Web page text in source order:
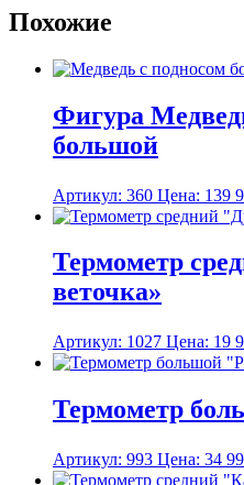
Похожие
Фигура
большой
Артикул: 360 Цена: 139
Термометр
веточка»
Артикул: 1027 Цена: 19
Термометр
Артикул: 993 Цена: 34